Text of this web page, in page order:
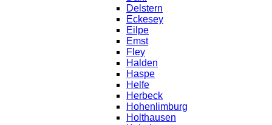
Delstern
Eckesey
Eilpe
Emst
Fley
Halden
Haspe
Helfe
Herbeck
Hohenlimburg
Holthausen